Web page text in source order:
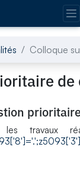
Colloque
les travaux